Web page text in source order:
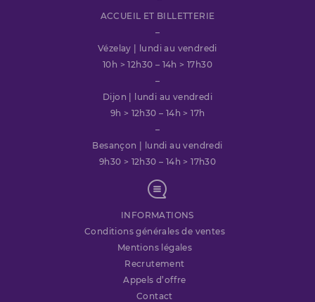
ACCUEIL ET BILLETTERIE
–
Vézelay | lundi au vendredi
10h > 12h30 – 14h > 17h30
–
Dijon | lundi au vendredi
9h > 12h30 – 14h > 17h
–
Besançon | lundi au vendredi
9h30 > 12h30 – 14h > 17h30
INFORMATIONS
Conditions générales de ventes
Mentions légales
Recrutement
Appels d’offre
Contact